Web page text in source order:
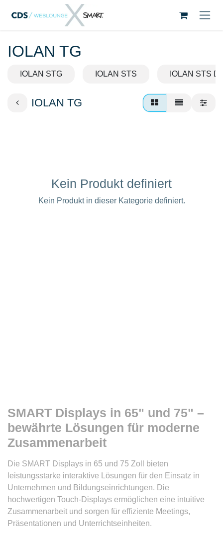
Zum Inhalt springen
IOLAN TG
IOLAN STG IOLAN STS IOLAN STS D
IOLAN TG
Kein Produkt definiert
Kein Produkt in dieser Kategorie definiert.
SMART Displays in 65" und 75" –
bewährte Lösungen für moderne
Zusammenarbeit
Die SMART Displays in 65 und 75 Zoll bieten
leistungsstarke interaktive Lösungen für den Einsatz in
Unternehmen und Bildungseinrichtungen. Die
hochwertigen Touch-Displays ermöglichen eine intuitive
Zusammenarbeit und sorgen für effiziente Meetings,
Präsentationen und Unterrichtseinheiten.